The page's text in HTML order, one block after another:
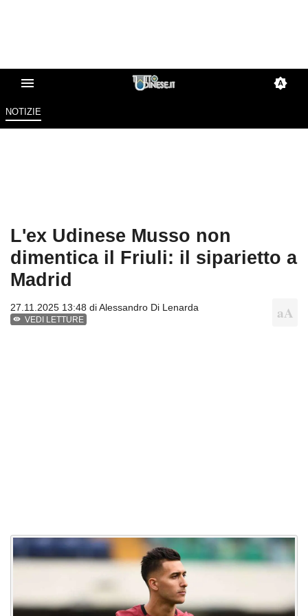
NOTIZIE
L'ex Udinese Musso non
dimentica il Friuli: il siparietto a
Madrid
27.11.2025 13:48 diAlessandro Di Lenarda
VEDI LETTURE